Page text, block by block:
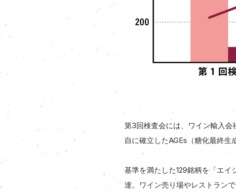
第3回検査会には、ワイン輸入会
自に確立したAGEs（糖化最終生
基準を満たした129銘柄を「エ
達。ワイン売り場やレストラン